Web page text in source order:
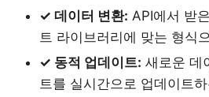
✓ 데이터 변환: API에서 받
트 라이브러리에 맞는 형식
✓ 동적 업데이트: 새로운 데
트를 실시간으로 업데이트